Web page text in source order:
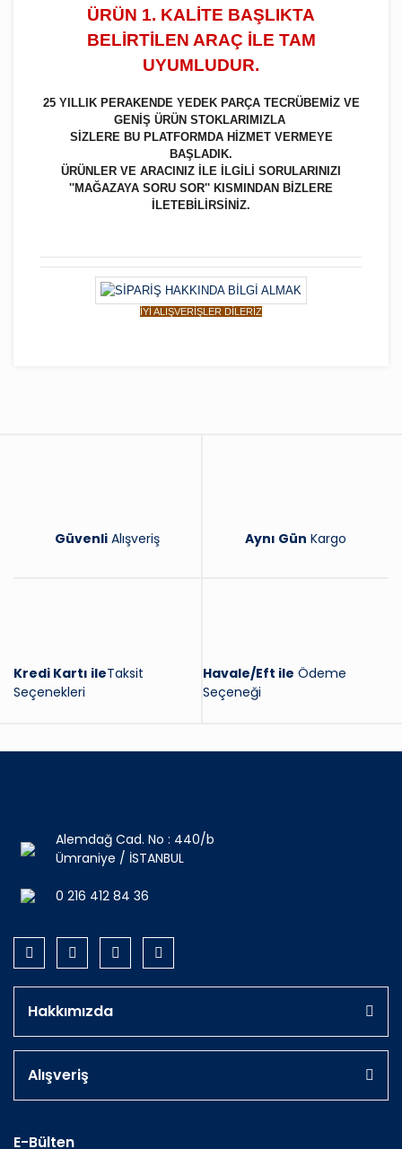
ÜRÜN 1. KALİTE BAŞLIKTA
BELİRTİLEN ARAÇ İLE TAM
UYUMLUDUR.
25 YILLIK PERAKENDE YEDEK PARÇA TECRÜBEMİZ VE
GENİŞ ÜRÜN STOKLARIMIZLA
SİZLERE BU PLATFORMDA HİZMET VERMEYE
BAŞLADIK.
ÜRÜNLER VE ARACINIZ İLE İLGİLİ SORULARINIZI
''MAĞAZAYA SORU SOR'' KISMINDAN BİZLERE
İLETEBİLİRSİNİZ.
İYİ ALIŞVERİŞLER DİLERİZ
Güvenli Alışveriş Aynı Gün Kargo
Kredi Kartı ileTaksit
Seçenekleri
Havale/Eft ile Ödeme
Seçeneği
Alemdağ Cad. No : 440/b
Ümraniye / İSTANBUL
0 216 412 84 36
Hakkımızda
Alışveriş
E-Bülten